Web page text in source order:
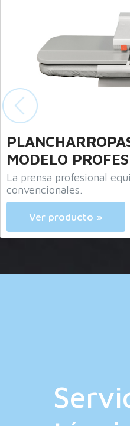
TIPO PRENSA
a 10 planchas
Previous